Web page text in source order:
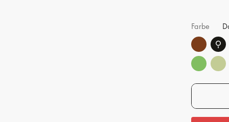
Farbe